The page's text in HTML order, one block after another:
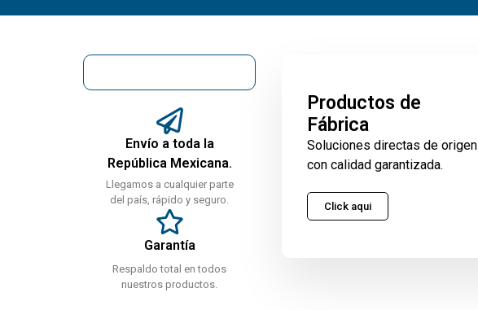
Envío a toda la
República Mexicana.
Llegamos a cualquier parte
del país, rápido y seguro.
Garantía
Respaldo total en todos
nuestros productos.
Productos de
Fábrica
Soluciones directas de origen
con calidad garantizada.
Click aqui